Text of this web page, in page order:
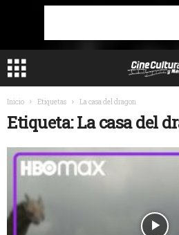
Inicio Etiquetas La casa del dragon
Etiqueta: La casa del